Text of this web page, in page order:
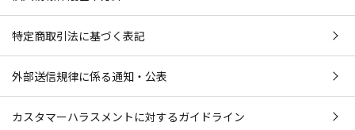
特定商取引法に基づく表記
外部送信規律に係る通知・公表
カスタマーハラスメントに対するガイドライン